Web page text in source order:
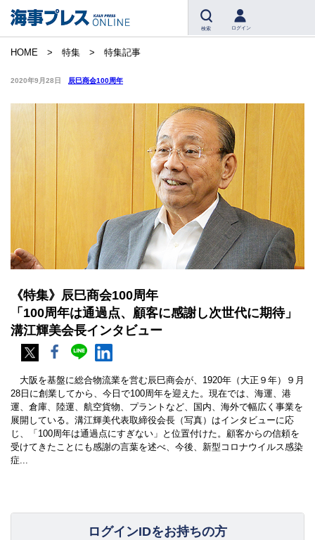
検索 ログイン
HOME 特集 特集記事
2020年9月28日 辰巳商会100周年
《特集》辰巳商会100周年
「100周年は通過点、顧客に感謝し次世代に期待」
溝江輝美会長インタビュー
大阪を基盤に総合物流業を営む辰巳商会が、1920年（大正９年）９月
28日に創業してから、今日で100周年を迎えた。現在では、海運、港
運、倉庫、陸運、航空貨物、プラントなど、国内、海外で幅広く事業を
展開している。溝江輝美代表取締役会長（写真）はインタビューに応
じ、「100周年は通過点にすぎない」と位置付けた。顧客からの信頼を
受けてきたことにも感謝の言葉を述べ、今後、新型コロナウイルス感染
症...
ログインIDをお持ちの方